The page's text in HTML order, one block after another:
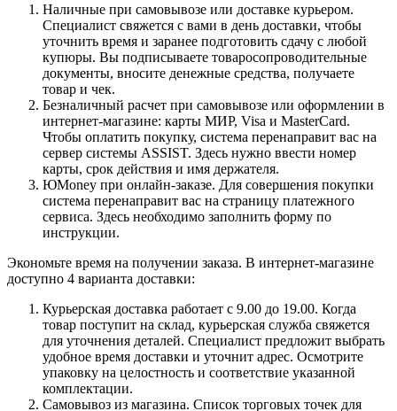
Наличные при самовывозе или доставке курьером.
Специалист свяжется с вами в день доставки, чтобы
уточнить время и заранее подготовить сдачу с любой
купюры. Вы подписываете товаросопроводительные
документы, вносите денежные средства, получаете
товар и чек.
Безналичный расчет при самовывозе или оформлении в
интернет-магазине: карты МИР, Visa и MasterCard.
Чтобы оплатить покупку, система перенаправит вас на
сервер системы ASSIST. Здесь нужно ввести номер
карты, срок действия и имя держателя.
ЮMoney при онлайн-заказе. Для совершения покупки
система перенаправит вас на страницу платежного
сервиса. Здесь необходимо заполнить форму по
инструкции.
Экономьте время на получении заказа. В интернет-магазине
доступно 4 варианта доставки:
Курьерская доставка работает с 9.00 до 19.00. Когда
товар поступит на склад, курьерская служба свяжется
для уточнения деталей. Специалист предложит выбрать
удобное время доставки и уточнит адрес. Осмотрите
упаковку на целостность и соответствие указанной
комплектации.
Самовывоз из магазина. Список торговых точек для